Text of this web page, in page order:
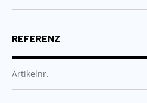
REFERENZ
Artikelnr.